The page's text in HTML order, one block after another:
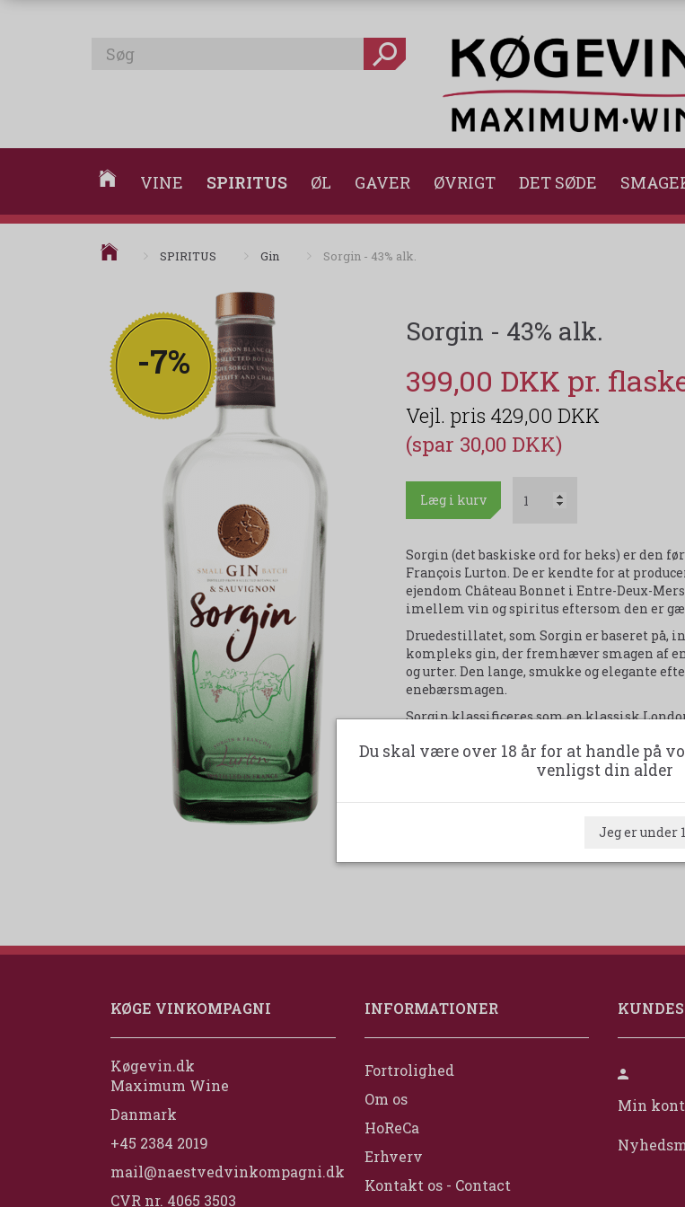
VINE SPIRITUS ØL GAVER ØVRIGT DET SØDE
SPIRITUS Gin Sorgin - 43% alk.
-7%
Sorgin - 43% alk.
399,00 DKK
429,00 DKK
(spar 30,00 DKK)
Læg i kurv
Sorgin (det baskiske ord for heks) er den
François Lurton. De er kendte for at
ejendom Château Bonnet i Entre-Deux-
imellem vin og spiritus eftersom den er
Druedestillatet, som Sorgin er baseret på,
kompleks gin, der fremhæver smagen af
og urter. Den lange, smukke og elegante
enebærsmagen.
Sorgin klassificeres som en klassisk
KØGE VINKOMPAGNI
Køgevin.dk
Maximum Wine
Danmark
+45 2384 2019
mail@naestvedvinkompagni.dk
CVR nr. 4065 3503
INFORMATIONER
Fortrolighed
Om os
HoReCa
Erhverv
Kontakt os - Contact
Min
Du skal være over 18 år for at handle på
venligst din alder
Jeg er under